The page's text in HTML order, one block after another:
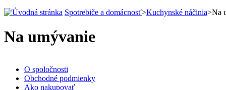
Spotrebiče a domácnosť>Kuchynské náčinia>Na
Na umývanie
O spoločnosti
Obchodné podmienky
Ako nakupovať